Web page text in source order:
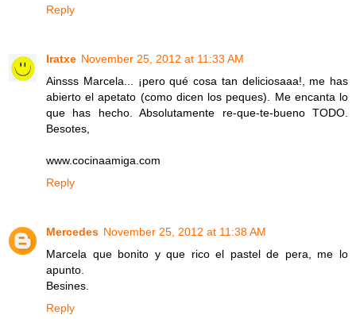
Reply
Iratxe November 25, 2012 at 11:33 AM
Ainsss Marcela... ¡pero qué cosa tan deliciosaaa!, me has
abierto el apetato (como dicen los peques). Me encanta lo
que has hecho. Absolutamente re-que-te-bueno TODO.
Besotes,
www.cocinaamiga.com
Reply
Mercedes November 25, 2012 at 11:38 AM
Marcela que bonito y que rico el pastel de pera, me lo
apunto.
Besines.
Reply